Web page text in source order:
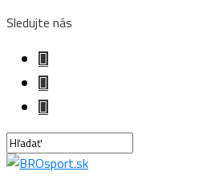
Sledujte nás